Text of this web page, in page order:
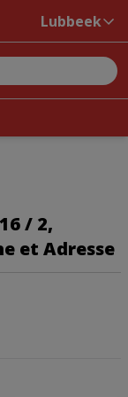
Lubbeek
/ 2,
et Adresse